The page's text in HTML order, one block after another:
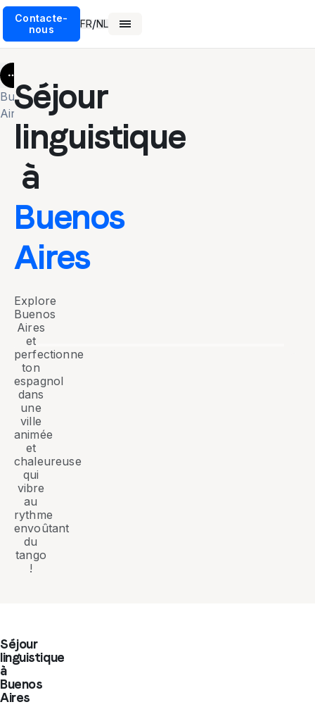
Contacte-
nous
FR/NL
More
Buenos
AiresSéjour
linguistique
à
Buenos
Aires
Explore
Buenos
Aires
et
perfectionne
ton
espagnol
dans
une
ville
animée
et
chaleureuse
qui
vibre
au
rythme
envoûtant
du
tango
!
Séjour
linguistique
à
Buenos
Aires